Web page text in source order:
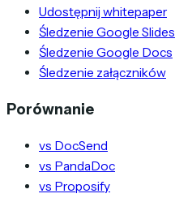
Udostępnij whitepaper
Śledzenie Google Slides
Śledzenie Google Docs
Śledzenie załączników
Porównanie
vs DocSend
vs PandaDoc
vs Proposify